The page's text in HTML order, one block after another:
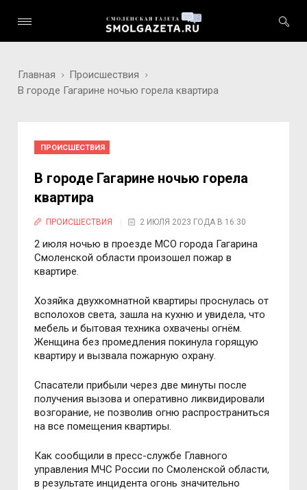
Главная
Происшествия
В городе Гагарине ночью горела квартира
ПРОИСШЕСТВИЯ
В городе Гагарине ночью горела
квартира
ПРОИСШЕСТВИЯ 2 ИЮЛЯ 2023 ГОДА В 16:30
2 июля ночью в проезде МСО города Гагарина
Смоленской области произошел пожар в
квартире.
Хозяйка двухкомнатной квартиры проснулась от
всполохов света, зашла на кухню и увидела, что
мебель и бытовая техника охвачены огнём.
Женщина без промедления покинула горящую
квартиру и вызвала пожарную охрану.
Спасатели прибыли через две минуты после
получения вызова и оперативно ликвидировали
возгорание, не позволив огню распространиться
на все помещения квартиры.
Как сообщили в пресс-службе Главного
управления МЧС России по Смоленской области,
в результате инцидента огонь значительно